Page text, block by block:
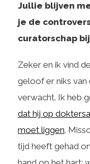
Jullie blijven
je de
curatorschap
Zeker en ik vind
geloof er niks van
verwacht. Ik heb
dat hij op
moet liggen.
tijd heeft gehad